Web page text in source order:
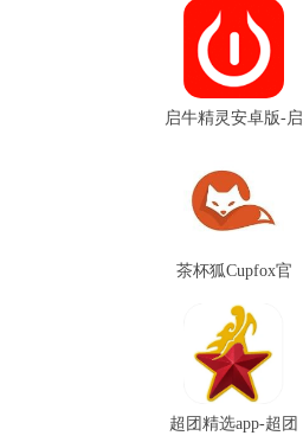
启牛精灵安卓版-启
茶杯狐Cupfox官
超团精选app-超团